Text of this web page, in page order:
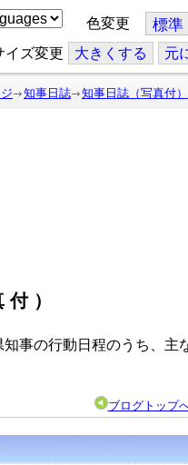
色変更 標準
イズ変更 大きくする 元
知事日誌 知事日誌（写真付）
）
事の行動日程のうち、主
ブログトップ